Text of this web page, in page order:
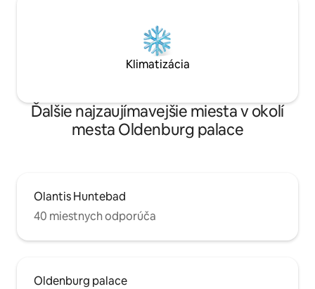
Klimatizácia
Ďalšie najzaujímavejšie miesta v okolí
mesta Oldenburg palace
Olantis Huntebad
40 miestnych odporúča
Oldenburg palace